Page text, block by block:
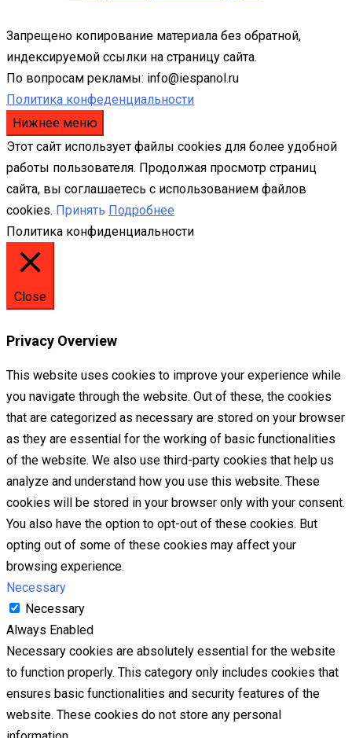
Запрещено копирование материала без обратной,
индексируемой ссылки на страницу сайта.
По вопросам рекламы: info@iespanol.ru
Политика конфеденциальности
Нижнее меню
Этот сайт использует файлы cookies для более удобной
работы пользователя. Продолжая просмотр страниц
сайта, вы соглашаетесь с использованием файлов
cookies. Принять Подробнее
Политика конфиденциальности
Close
Privacy Overview
This website uses cookies to improve your experience while
you navigate through the website. Out of these, the cookies
that are categorized as necessary are stored on your browser
as they are essential for the working of basic functionalities
of the website. We also use third-party cookies that help us
analyze and understand how you use this website. These
cookies will be stored in your browser only with your consent.
You also have the option to opt-out of these cookies. But
opting out of some of these cookies may affect your
browsing experience.
Necessary
Necessary
Always Enabled
Necessary cookies are absolutely essential for the website
to function properly. This category only includes cookies that
ensures basic functionalities and security features of the
website. These cookies do not store any personal